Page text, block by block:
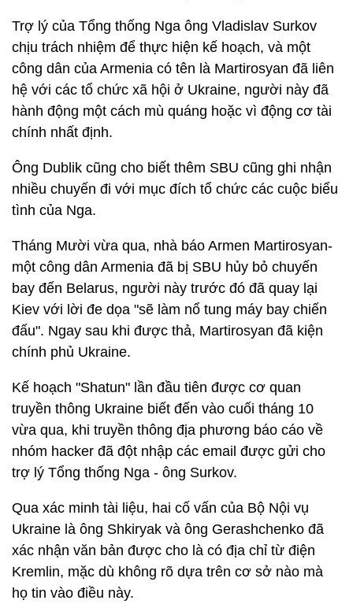
Trợ lý của Tổng thống Nga ông Vladislav Surkov
chịu trách nhiệm để thực hiện kế hoạch, và một
công dân của Armenia có tên là Martirosyan đã liên
hệ với các tổ chức xã hội ở Ukraine, người này đã
hành động một cách mù quáng hoặc vì động cơ tài
chính nhất định.
Ông Dublik cũng cho biết thêm SBU cũng ghi nhận
nhiều chuyến đi với mục đích tổ chức các cuộc biểu
tình của Nga.
Tháng Mười vừa qua, nhà báo Armen Martirosyan-
một công dân Armenia đã bị SBU hủy bỏ chuyến
bay đến Belarus, người này trước đó đã quay lại
Kiev với lời đe dọa "sẽ làm nổ tung máy bay chiến
đấu". Ngay sau khi được thả, Martirosyan đã kiện
chính phủ Ukraine.
Kế hoạch "Shatun" lần đầu tiên được cơ quan
truyền thông Ukraine biết đến vào cuối tháng 10
vừa qua, khi truyền thông địa phương báo cáo về
nhóm hacker đã đột nhập các email được gửi cho
trợ lý Tổng thống Nga - ông Surkov.
Qua xác minh tài liệu, hai cố vấn của Bộ Nội vụ
Ukraine là ông Shkiryak và ông Gerashchenko đã
xác nhận văn bản được cho là có địa chỉ từ điện
Kremlin, mặc dù không rõ dựa trên cơ sở nào mà
họ tin vào điều này.